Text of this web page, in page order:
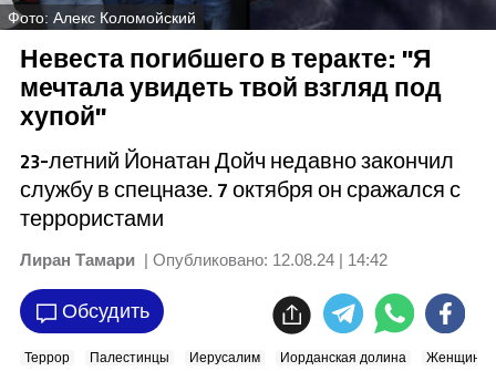
Фото: Алекс Коломойский
Невеста погибшего в теракте: "Я
мечтала увидеть твой взгляд под
хупой"
23-летний Йонатан Дойч недавно закончил
службу в спецназе. 7 октября он сражался с
террористами
Лиран Тамари | Опубликовано: 12.08.24 | 14:42
Обсудить
Террор Палестинцы Иерусалим Иорданская долина Женщины